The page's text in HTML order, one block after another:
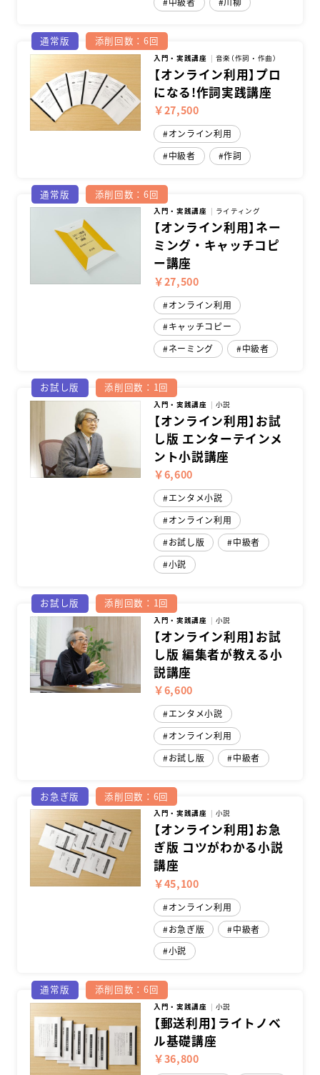
通常版 添削回数：6回
入門・実践講座 音楽（作詞・作曲）
【オンライン利用】プロ
になる!作詞実践講座
￥27,500
オンライン利用
中級者
作詞
通常版 添削回数：6回
入門・実践講座 ライティング
【オンライン利用】ネー
ミング・キャッチコピ
ー講座
￥27,500
オンライン利用
キャッチコピー
ネーミング
中級者
お試し版 添削回数：1回
入門・実践講座 小説
【オンライン利用】お試
し版 エンターテインメ
ント小説講座
￥6,600
エンタメ小説
オンライン利用
お試し版
中級者
小説
お試し版 添削回数：1回
入門・実践講座 小説
【オンライン利用】お試
し版 編集者が教える小
説講座
￥6,600
エンタメ小説
オンライン利用
お試し版
中級者
お急ぎ版 添削回数：6回
入門・実践講座 小説
【オンライン利用】お急
ぎ版 コツがわかる小説
講座
￥45,100
オンライン利用
お急ぎ版
中級者
小説
通常版 添削回数：6回
入門・実践講座 小説
【郵送利用】ライトノベ
ル基礎講座
￥36,800